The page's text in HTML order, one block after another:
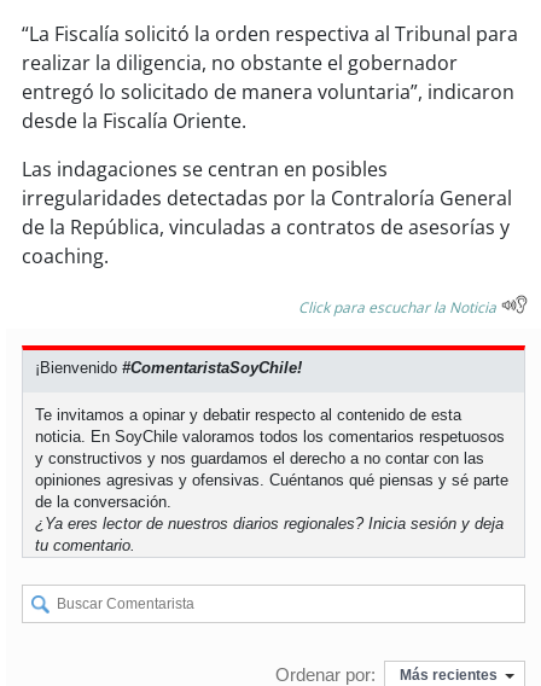
soysanantonio
soychillán
soy sancarlos
soytalcahuano
soycoronel
soyarauco
soytemuco
soyvaldivia
soyosorno
“La Fiscalía solicitó la orden respectiva al Tribunal para
realizar la diligencia, no obstante el gobernador
entregó lo solicitado de manera voluntaria”, indicaron
desde la Fiscalía Oriente.
Las indagaciones se centran en posibles
irregularidades detectadas por la Contraloría General
de la República, vinculadas a contratos de asesorías y
coaching.
Click para escuchar la Noticia
¡Bienvenido#ComentaristaSoyChile!
Te invitamos a opinar y debatir respecto al contenido de esta
noticia. En SoyChile valoramos todos los comentarios respetuosos
y constructivos y nos guardamos el derecho a no contar con las
opiniones agresivas y ofensivas. Cuéntanos qué piensas y sé parte
de la conversación.
¿Ya eres lector de nuestros diarios regionales?Inicia sesión y deja
tu comentario.
Ordenar por: Más recientes